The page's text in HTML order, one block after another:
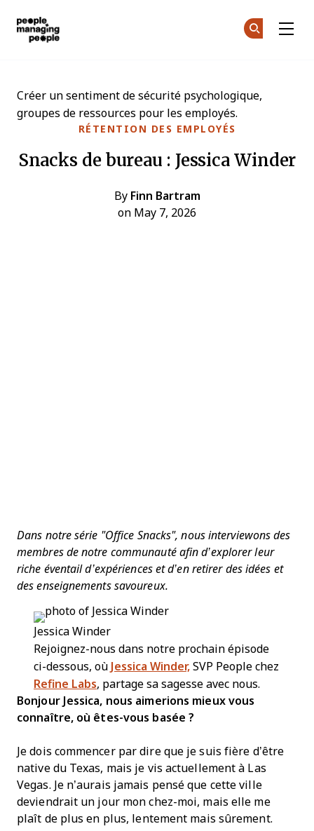
RÉTENTION DES EMPLOYÉS
Snacks de bureau : Jessica Winder
By Finn Bartram
on May 7, 2026
Créer un sentiment de sécurité psychologique,
groupes de ressources pour les employés.
Dans notre série "Office Snacks", nous interviewons des
membres de notre communauté afin d’explorer leur
riche éventail d’expériences et d’en retirer des idées et
des enseignements savoureux.
Jessica Winder
Rejoignez-nous dans notre prochain épisode
ci-dessous, où Jessica Winder, SVP People chez
Refine Labs, partage sa sagesse avec nous.
Bonjour Jessica, nous aimerions mieux vous
connaître, où êtes-vous basée ?
Je dois commencer par dire que je suis fière d’être
native du Texas, mais je vis actuellement à Las
Vegas. Je n’aurais jamais pensé que cette ville
deviendrait un jour mon chez-moi, mais elle me
plaît de plus en plus, lentement mais sûrement.